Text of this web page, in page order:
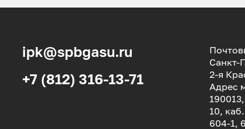
ipk@spbgasu.ru
+7 (812) 316-13-71
Санкт-
2-я
Адрес
10,
604-1,